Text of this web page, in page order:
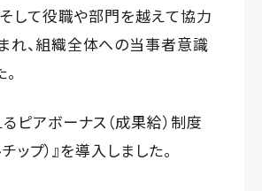
そして役職や部門を越えて協力
れ、組織全体への当事者意識
ピアボーナス（成果給）制度
プ）』を導入しました。